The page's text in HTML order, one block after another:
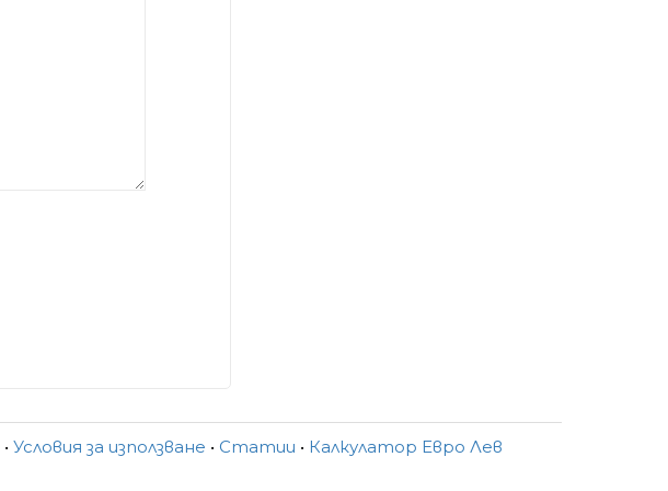
• Условия за използване • Статии • Калкулатор Евро Лев